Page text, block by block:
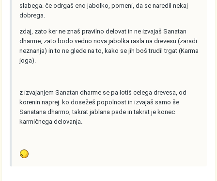
slabega. če odrgaš eno jabolko, pomeni, da se naredil nekaj
dobrega.
zdaj, zato ker ne znaš pravilno delovat in ne izvajaš Sanatan
dharme, zato bodo vedno nova jabolka rasla na drevesu (zaradi
neznanja) in to ne glede na to, kako se jih boš trudil trgat (Karma
joga).
z izvajanjem Sanatan dharme se pa lotiš celega drevesa, od
korenin naprej. ko dosežeš popolnost in izvajaš samo še
Sanatana dharmo, takrat jablana pade in takrat je konec
karmičnega delovanja.